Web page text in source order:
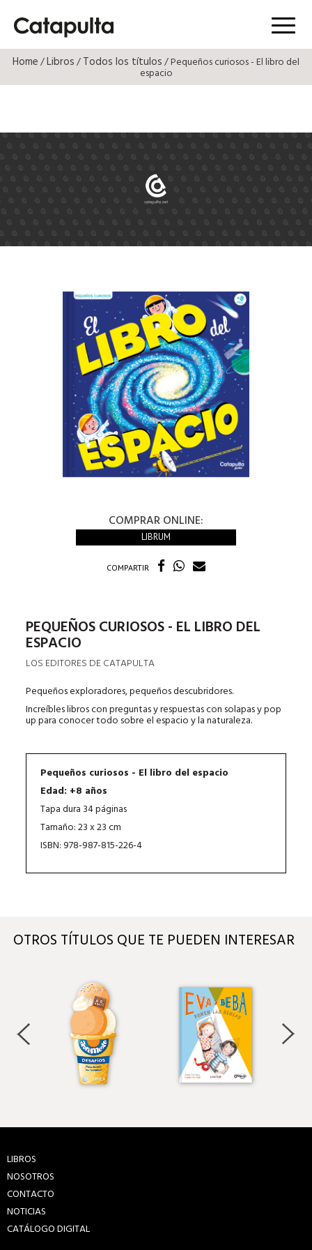
Menú
Home/Libros/Todos los títulos/ Pequeños curiosos - El libro del
espacio
COMPRAR ONLINE:
LIBRUM
COMPARTIR
PEQUEÑOS CURIOSOS - EL LIBRO DEL
ESPACIO
LOS EDITORES DE CATAPULTA
Pequeños exploradores, pequeños descubridores.
Increíbles libros con preguntas y respuestas con solapas y pop
up para conocer todo sobre el espacio y la naturaleza.
Pequeños curiosos - El libro del espacio
Edad: +8 años
Tapa dura 34 páginas
Tamaño: 23 x 23 cm
ISBN: 978-987-815-226-4
OTROS TÍTULOS QUE TE PUEDEN INTERESAR
LIBROS
NOSOTROS
CONTACTO
NOTICIAS
CATÁLOGO DIGITAL